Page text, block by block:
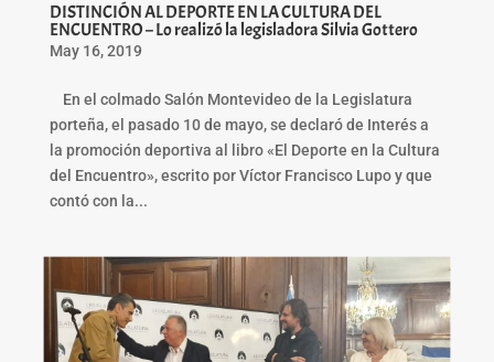
DISTINCIÓN AL DEPORTE EN LA CULTURA DEL
ENCUENTRO – Lo realizó la legisladora Silvia Gottero
May 16, 2019
En el colmado Salón Montevideo de la Legislatura
porteña, el pasado 10 de mayo, se declaró de Interés a
la promoción deportiva al libro «El Deporte en la Cultura
del Encuentro», escrito por Víctor Francisco Lupo y que
contó con la...